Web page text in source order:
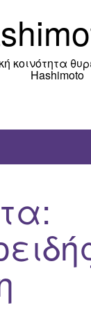
κοινότητα
Hashimoto